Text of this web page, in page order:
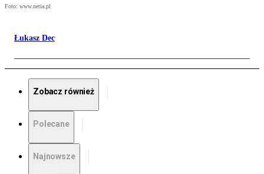
Foto: www.netia.pl
Łukasz Dec
Zobacz również
Polecane
Najnowsze